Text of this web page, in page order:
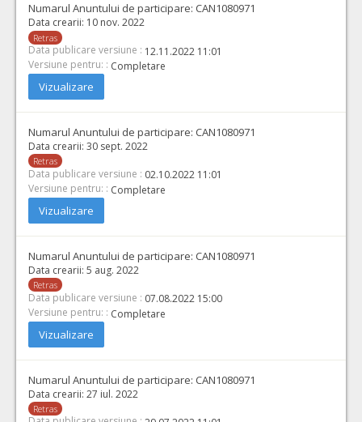
Numarul Anuntului de participare: CAN1080971
Data crearii: 10 nov. 2022
Retras
Data publicare versiune : 12.11.2022 11:01
Versiune pentru: : Completare
Vizualizare
Numarul Anuntului de participare: CAN1080971
Data crearii: 30 sept. 2022
Retras
Data publicare versiune : 02.10.2022 11:01
Versiune pentru: : Completare
Vizualizare
Numarul Anuntului de participare: CAN1080971
Data crearii: 5 aug. 2022
Retras
Data publicare versiune : 07.08.2022 15:00
Versiune pentru: : Completare
Vizualizare
Numarul Anuntului de participare: CAN1080971
Data crearii: 27 iul. 2022
Retras